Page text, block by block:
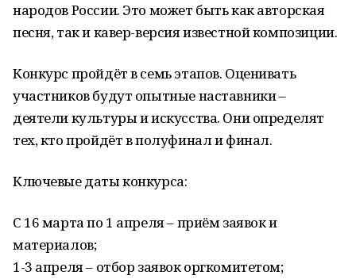
народов России. Это может быть как авторская
песня, так и кавер-версия известной композиции.
Конкурс пройдёт в семь этапов. Оценивать
участников будут опытные наставники –
деятели культуры и искусства. Они определят
тех, кто пройдёт в полуфинал и финал.
Ключевые даты конкурса:
С 16 марта по 1 апреля – приём заявок и
материалов;
1-3 апреля – отбор заявок оргкомитетом;